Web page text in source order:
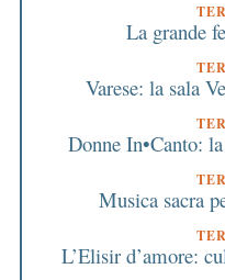
La grande
Varese: la sala
Donne In•Canto:
Musica sacra
L’Elisir d’amore: